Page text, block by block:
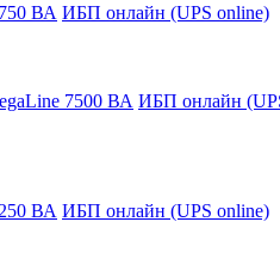
ВА ИБП онлайн (UPS online)
7500 ВА ИБП онлайн
ВА ИБП онлайн (UPS online)